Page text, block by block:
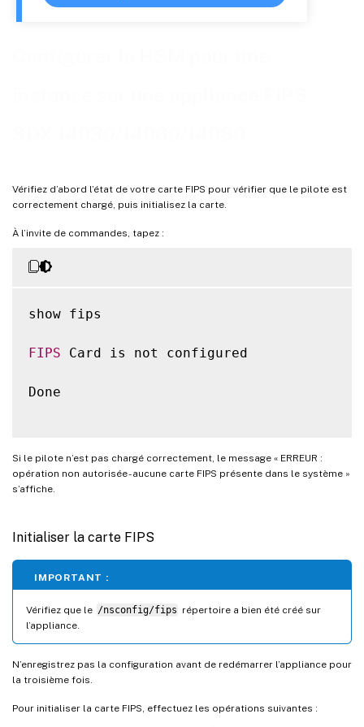
Vérifiez d’abord l’état de votre carte FIPS pour vérifier que le pilote est
correctement chargé, puis initialisez la carte.
À l’invite de commandes, tapez :
show fips
FIPS Card is not configured
Done
Si le pilote n’est pas chargé correctement, le message « ERREUR :
opération non autorisée - aucune carte FIPS présente dans le système »
s’affiche.
Initialiser la carte FIPS
IMPORTANT :
Vérifiez que le /nsconfig/fips répertoire a bien été créé sur
l’appliance.
N’enregistrez pas la configuration avant de redémarrer l’appliance pour
la troisième fois.
Pour initialiser la carte FIPS, effectuez les opérations suivantes :